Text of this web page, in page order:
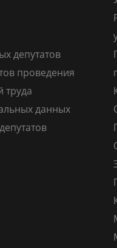
депутатов
проведения
труда
данных